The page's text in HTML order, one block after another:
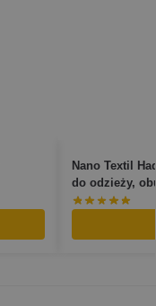
Nano Textil
do odzieży,